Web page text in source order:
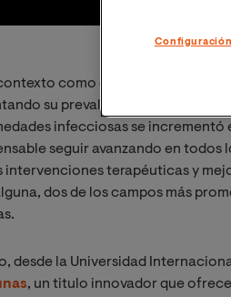
como el actual, en que
su prevalencia y mortalidad
infecciosas se incrementó
seguir avanzando en
intervenciones terapéuticas y
dos de los campos más
desde la Universidad
, un titulo innovador que